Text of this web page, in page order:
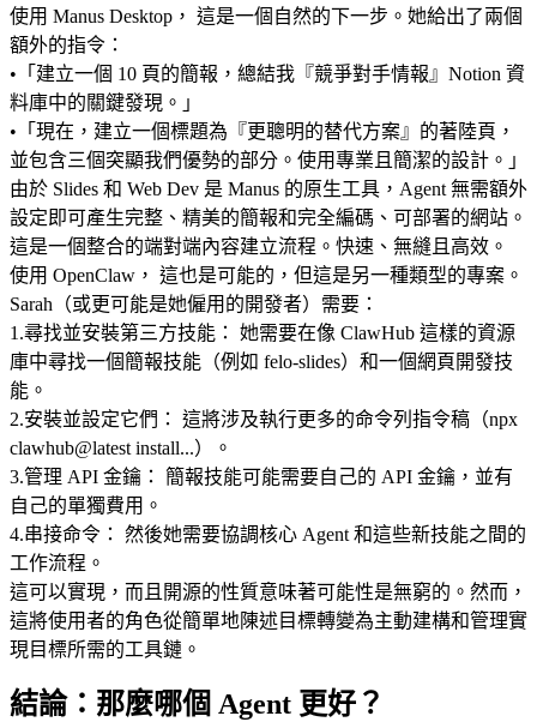
使用 Manus Desktop， 這是一個自然的下一步。她給出了兩個
額外的指令：
• 「建立一個 10 頁的簡報，總結我『競爭對手情報』Notion 資
料庫中的關鍵發現。」
• 「現在，建立一個標題為『更聰明的替代方案』的著陸頁，
並包含三個突顯我們優勢的部分。使用專業且簡潔的設計。」
由於 Slides 和 Web Dev 是 Manus 的原生工具，Agent 無需額外
設定即可產生完整、精美的簡報和完全編碼、可部署的網站。
這是一個整合的端對端內容建立流程。快速、無縫且高效。
使用 OpenClaw， 這也是可能的，但這是另一種類型的專案。
Sarah（或更可能是她僱用的開發者）需要：
1 .尋找並安裝第三方技能： 她需要在像 ClawHub 這樣的資源
庫中尋找一個簡報技能（例如 felo-slides）和一個網頁開發技
能。
2.安裝並設定它們： 這將涉及執行更多的命令列指令稿（npx
clawhub@latest install...）。
3.管理 API 金鑰： 簡報技能可能需要自己的 API 金鑰，並有
自己的單獨費用。
4.串接命令： 然後她需要協調核心 Agent 和這些新技能之間的
工作流程。
這可以實現，而且開源的性質意味著可能性是無窮的。然而，
這將使用者的角色從簡單地陳述目標轉變為主動建構和管理實
現目標所需的工具鏈。
結論：那麼哪個 Agent 更好？